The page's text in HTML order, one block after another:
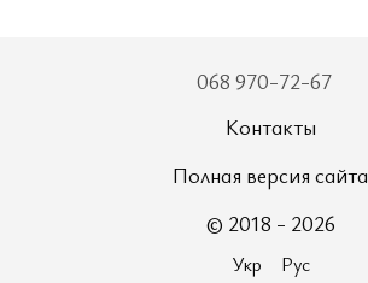
068 970-72-67
Контакты
Полная версия сайта
© 2018 - 2026
Укр Рус